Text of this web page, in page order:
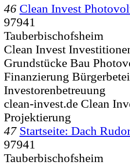
46 Clean Invest
97941
Tauberbischofsheim
Clean Invest
Grundstücke Bau
Finanzierung
Investorenbetreuung
clean-invest.de Clean
Projektierung
47 Startseite: Dach
97941
Tauberbischofsheim